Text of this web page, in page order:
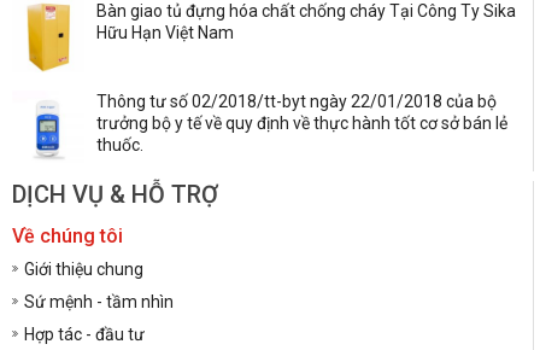
Bàn giao tủ đựng hóa chất chống cháy Tại Công Ty Sika
Hữu Hạn Việt Nam
Thông tư số 02/2018/tt-byt ngày 22/01/2018 của bộ
trưởng bộ y tế về quy định về thực hành tốt cơ sở bán lẻ
thuốc.
DỊCH VỤ & HỖ TRỢ
Về chúng tôi
Giới thiệu chung
Sứ mệnh - tầm nhìn
Hợp tác - đầu tư